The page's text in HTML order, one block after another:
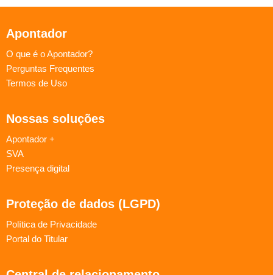
Apontador
O que é o Apontador?
Perguntas Frequentes
Termos de Uso
Nossas soluções
Apontador +
SVA
Presença digital
Proteção de dados (LGPD)
Política de Privacidade
Portal do Titular